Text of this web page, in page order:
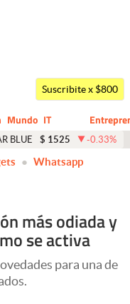
Suscribite x $800
Mundo
CIO
IT
Business
BLUE $ 1525 -0.33%
Whatsapp
más odiada y
se activa
para una de